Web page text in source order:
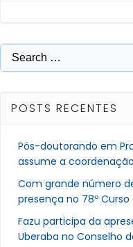
Post
Search
for:
POSTS RECENTES
Pós-doutorando em
assume a
Com grande número
presença no 78º
Fazu participa da
Uberaba no Conselho